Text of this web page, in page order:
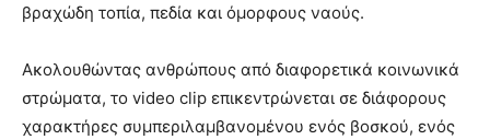
βραχώδη τοπία, πεδία και όμορφους ναούς.
Ακολουθώντας ανθρώπους από διαφορετικά κοινωνικά
στρώματα, το video clip επικεντρώνεται σε διάφορους
χαρακτήρες συμπεριλαμβανομένου ενός βοσκού, ενός